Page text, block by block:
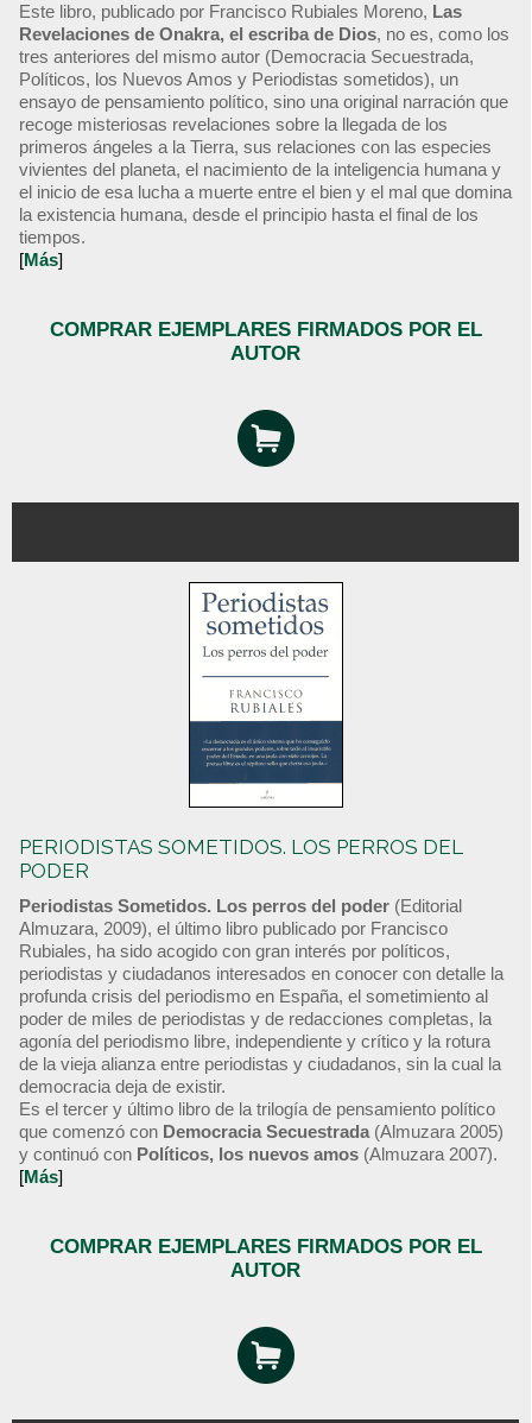
Este libro, publicado por Francisco Rubiales Moreno, Las
Revelaciones de Onakra, el escriba de Dios, no es, como los
tres anteriores del mismo autor (Democracia Secuestrada,
Políticos, los Nuevos Amos y Periodistas sometidos), un
ensayo de pensamiento político, sino una original narración que
recoge misteriosas revelaciones sobre la llegada de los
primeros ángeles a la Tierra, sus relaciones con las especies
vivientes del planeta, el nacimiento de la inteligencia humana y
el inicio de esa lucha a muerte entre el bien y el mal que domina
la existencia humana, desde el principio hasta el final de los
tiempos.
[Más]
COMPRAR EJEMPLARES FIRMADOS POR EL
AUTOR
PERIODISTAS SOMETIDOS. LOS PERROS DEL
PODER
Periodistas Sometidos. Los perros del poder (Editorial
Almuzara, 2009), el último libro publicado por Francisco
Rubiales, ha sido acogido con gran interés por políticos,
periodistas y ciudadanos interesados en conocer con detalle la
profunda crisis del periodismo en España, el sometimiento al
poder de miles de periodistas y de redacciones completas, la
agonía del periodismo libre, independiente y crítico y la rotura
de la vieja alianza entre periodistas y ciudadanos, sin la cual la
democracia deja de existir.
Es el tercer y último libro de la trilogía de pensamiento político
que comenzó con Democracia Secuestrada (Almuzara 2005)
y continuó con Políticos, los nuevos amos (Almuzara 2007).
[Más]
COMPRAR EJEMPLARES FIRMADOS POR EL
AUTOR